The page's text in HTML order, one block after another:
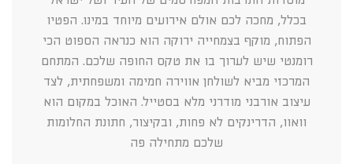
בכלל, מחכה לכם אולם אירועים מיוחד במינו. הפטיו
הפתוח, מוקף בצמחייה ירוקה הוא כנראה הספוט הכי
רומנטי שיש לערוך בו את טקס החופה שלכם. המתחם
המרכזי מביא לשולחן אווירה חמימה ומשפחתית, לצד
עיצוב אורבני מודרני מלא בסטייל. האוכל במקום הוא
וואוו, הדרינקים לא פחות, ובקיצור, חתונת החלומות
שלכם מתחילה פה